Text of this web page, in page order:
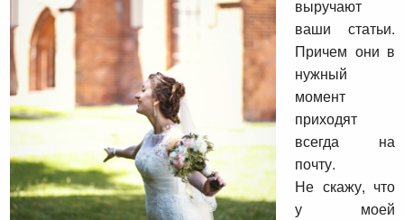
выручают
ваши статьи.
Причем они в
нужный
момент
приходят
всегда на
почту.
Не скажу, что
у моей